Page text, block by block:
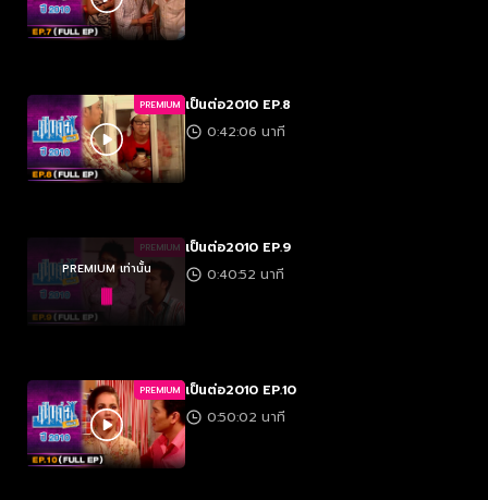
PREMIUM เป็นต่อ2010 EP.8
0:42:06 นาที
PREMIUM
PREMIUM เท่านั้น
เป็นต่อ2010 EP.9
0:40:52 นาที
PREMIUM เป็นต่อ2010 EP.10
0:50:02 นาที